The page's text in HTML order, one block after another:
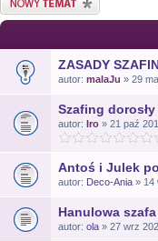
ZASADY
autor: malaJu » 29
Szafing dorosły
autor: Iro » 21 paź
Antoś i Julek
autor: Deco-Ania » 14
Hanulowa szafa
autor: ola » 27 wrz